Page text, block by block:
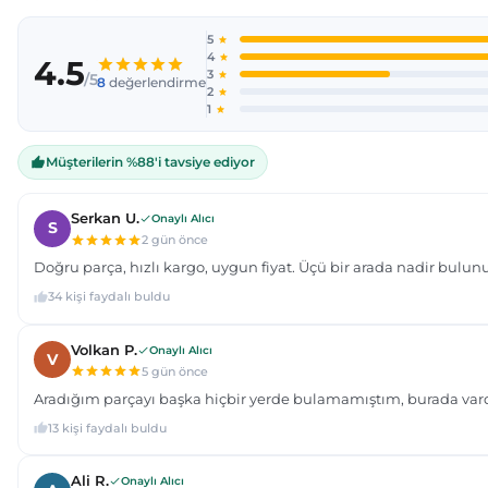
Ürün açıklamasında eksik bilgiler bulunuyor.
Ürün bilgilerinde hatalar bulunuyor.
Ürün fiyatı diğer sitelerden daha pahalı.
Bu ürüne benzer farklı alternatifler olmalı.